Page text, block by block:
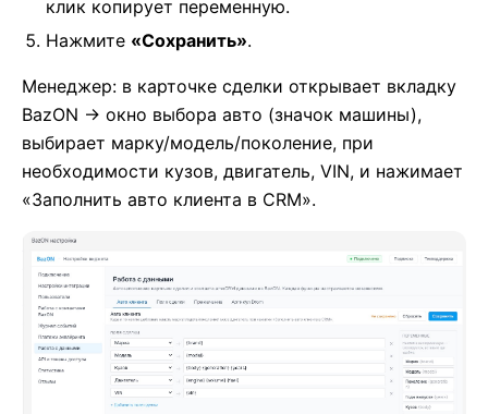
клик копирует переменную.
Нажмите «Сохранить».
Менеджер: в карточке сделки открывает вкладку
BazON → окно выбора авто (значок машины),
выбирает марку/модель/поколение, при
необходимости кузов, двигатель, VIN, и нажимает
«Заполнить авто клиента в CRM».